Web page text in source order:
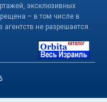
эксклюзивных
– в том числе в
не разрешается.